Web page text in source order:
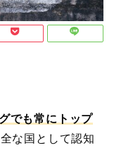
でも常にトップ
な国として認知